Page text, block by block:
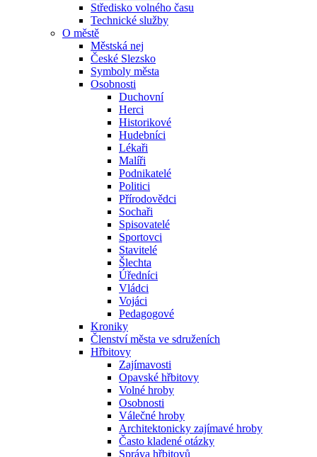
Středisko volného času
Technické služby
O městě
Městská nej
České Slezsko
Symboly města
Osobnosti
Duchovní
Herci
Historikové
Hudebníci
Lékaři
Malíři
Podnikatelé
Politici
Přírodovědci
Sochaři
Spisovatelé
Sportovci
Stavitelé
Šlechta
Úředníci
Vládci
Vojáci
Pedagogové
Kroniky
Členství města ve sdruženích
Hřbitovy
Zajímavosti
Opavské hřbitovy
Volné hroby
Osobnosti
Válečné hroby
Architektonicky zajímavé hroby
Často kladené otázky
Správa hřbitovů